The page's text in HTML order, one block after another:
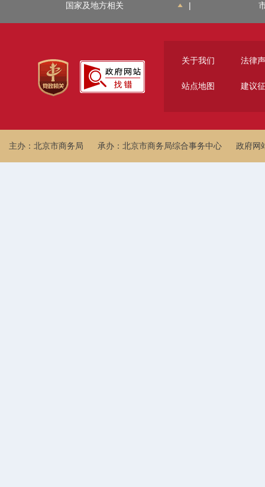
国家及地方相关 |
关于我们 法律
站点地图 建议
主办：北京市商务局 承办：北京市商务局综合事务中心 政府网